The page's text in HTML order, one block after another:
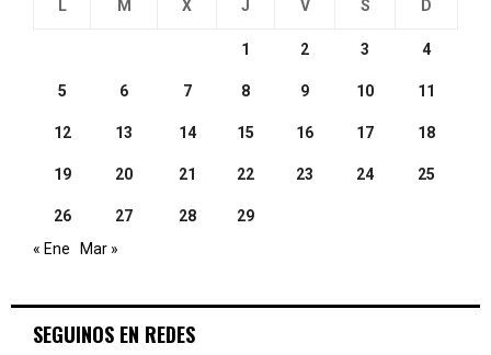
L M X J V S D
1 2 3 4
5 6 7 8 9 10 11
12 13 14 15 16 17 18
19 20 21 22 23 24 25
26 27 28
29
« Ene
Mar »
SEGUINOS EN REDES